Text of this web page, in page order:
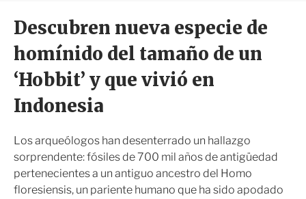
i
r
Descubren nueva especie de
homínido del tamaño de un
‘Hobbit’ y que vivió en
Indonesia
Los arqueólogos han desenterrado un hallazgo
sorprendente: fósiles de 700 mil años de antigüedad
pertenecientes a un antiguo ancestro del Homo
floresiensis, un pariente humano que ha sido apodado